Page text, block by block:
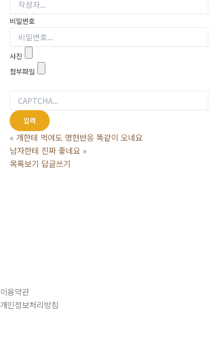
비밀번호
사진
첨부파일
« 개한테 먹여도 명현반응 똑같이 오네요
남자한테 진짜 좋네요 »
목록보기 답글쓰기
이용약관
개인정보처리방침